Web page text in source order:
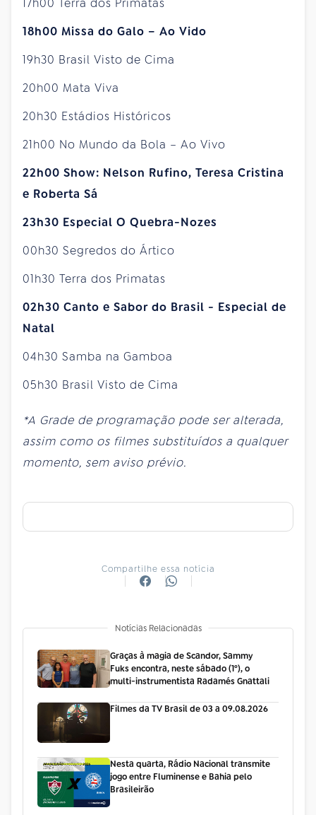
18h00 Missa do Galo – Ao Vido
19h30 Brasil Visto de Cima
20h00 Mata Viva
20h30 Estádios Históricos
21h00 No Mundo da Bola – Ao Vivo
22h00 Show: Nelson Rufino, Teresa Cristina
e Roberta Sá
23h30 Especial O Quebra-Nozes
00h30 Segredos do Ártico
01h30 Terra dos Primatas
02h30 Canto e Sabor do Brasil - Especial de
Natal
04h30 Samba na Gamboa
05h30 Brasil Visto de Cima
*A Grade de programação pode ser alterada,
assim como os filmes substituídos a qualquer
momento, sem aviso prévio.
Compartilhe essa notícia
Notícias Relacionadas
Graças à magia de Scandor, Sammy
Fuks encontra, neste sábado (1º), o
multi-instrumentista Radamés Gnattali
Filmes da TV Brasil de 03 a 09.08.2026
Nesta quarta, Rádio Nacional transmite
jogo entre Fluminense e Bahia pelo
Brasileirão